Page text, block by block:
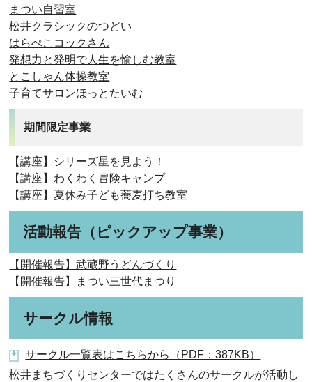
まつい自習室
松井クラシックのつどい
はらぺこコックさん
発想力と発明で人生を愉しむ教室
とこしゃん体操教室
子育てサロンほっとたいむ
期間限定事業
【講座】シリーズ星を見よう！
【講座】わくわく冒険キャンプ
【講座】夏休み子ども蕎麦打ち教室
活動報告（ピックアップ事業）
【開催報告】武蔵野うどんづくり
【開催報告】まつい三世代まつり
サークル情報
サークル一覧表はこちらから（PDF：387KB）
松井まちづくりセンターではたくさんのサークルが活動し